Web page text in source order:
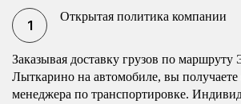
Открытая политика компании
Заказывая доставку грузов по маршруту
Лыткарино на автомобиле, вы
менеджера по транспортировке.